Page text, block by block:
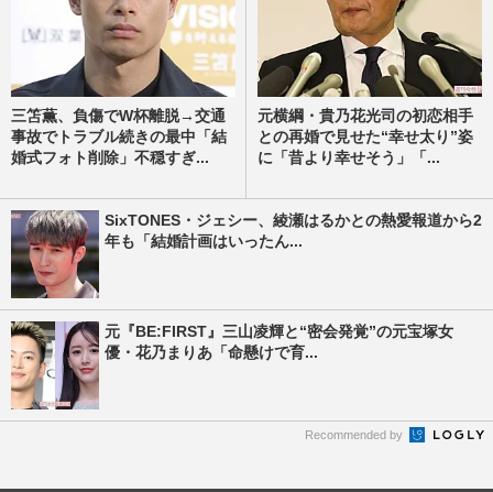
三笘薫、負傷でW杯離脱→交通
事故でトラブル続きの最中「結
婚式フォト削除」不穏すぎ...
元横綱・貴乃花光司の初恋相手
との再婚で見せた“幸せ太り”姿
に「昔より幸せそう」「...
SixTONES・ジェシー、綾瀬はるかとの熱愛報道から2
年も「結婚計画はいったん...
元『BE:FIRST』三山凌輝と“密会発覚”の元宝塚女
優・花乃まりあ「命懸けで育...
Recommended by